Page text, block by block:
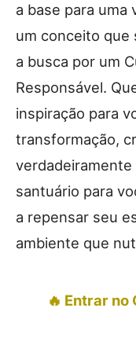
a base para uma
um conceito que
a busca por um
Responsável.
inspiração para
transformação,
verdadeiramente
santuário para
a repensar seu
ambiente que
🔥 Entrar